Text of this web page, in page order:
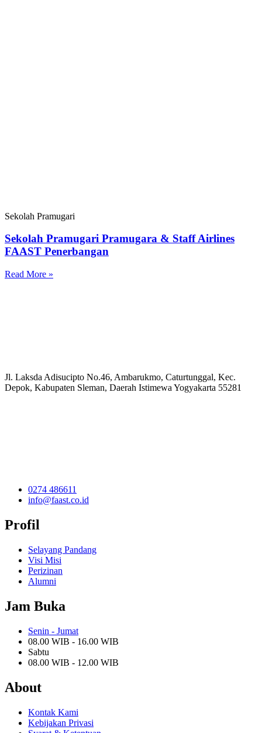
Sekolah Pramugari
Sekolah Pramugari Pramugara & Staff Airlines
FAAST Penerbangan
Read More »
Jl. Laksda Adisucipto No.46, Ambarukmo, Caturtunggal, Kec.
Depok, Kabupaten Sleman, Daerah Istimewa Yogyakarta 55281
0274 486611
info@faast.co.id
Profil
Selayang Pandang
Visi Misi
Perizinan
Alumni
Jam Buka
Senin - Jumat
08.00 WIB - 16.00 WIB
Sabtu
08.00 WIB - 12.00 WIB
About
Kontak Kami
Kebijakan Privasi